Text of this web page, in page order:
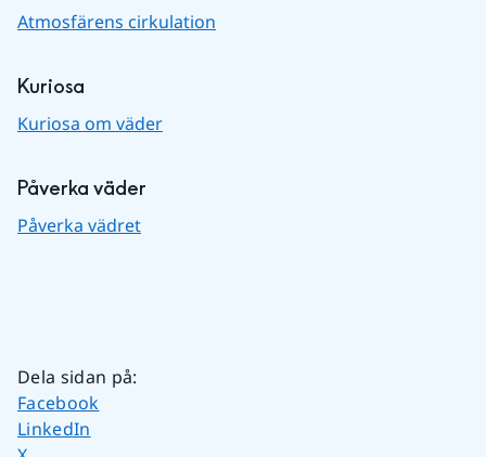
Atmosfärens cirkulation
Kuriosa
Kuriosa om väder
Påverka väder
Påverka vädret
Dela sidan på:
Dela sidan på
Facebook
Dela sidan på
LinkedIn